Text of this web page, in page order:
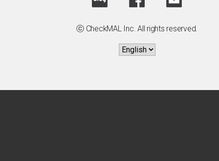
ⓒ CheckMAL Inc. All rights reserved.